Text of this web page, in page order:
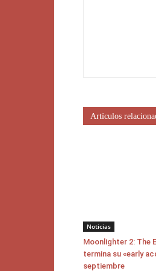
Artículos
Noticias
Moonlighter 2: The
termina su «early
septiembre